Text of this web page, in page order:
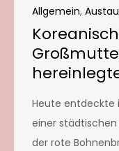
Allgemein,
Heute entdeckte
einer städtischen
der rote